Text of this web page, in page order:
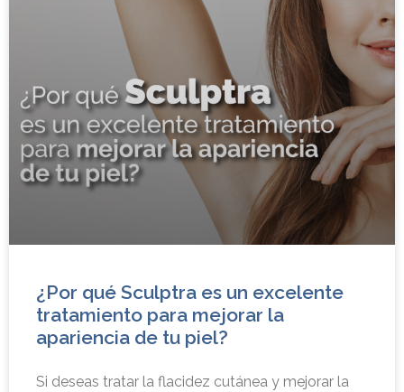
¿Por qué Sculptra es un excelente
tratamiento para mejorar la
apariencia de tu piel?
Si deseas tratar la flacidez cutánea y mejorar la